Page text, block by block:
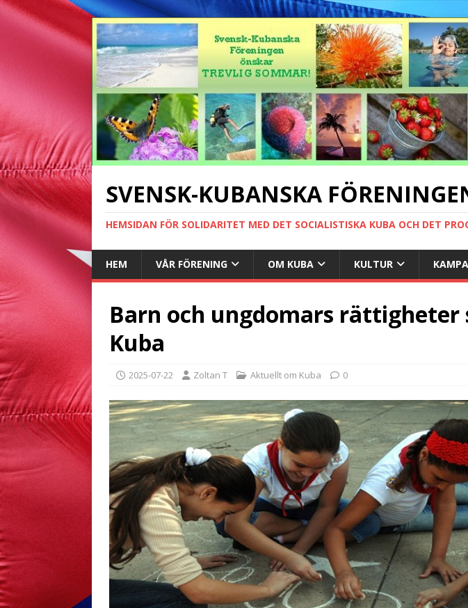
SVENSK-KUBANSKA
HEMSIDAN FÖR SOLIDARITET MED DET SOCIALISTISKA KUBA OCH DET
HEM VÅR FÖRENING OM KUBA KULTUR
Barn och ungdomars rättigheter
Kuba
2025-07-22 Zoltan T Aktuellt om Kuba 0